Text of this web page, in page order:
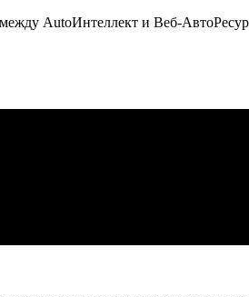
AutoИнтеллект и Веб-